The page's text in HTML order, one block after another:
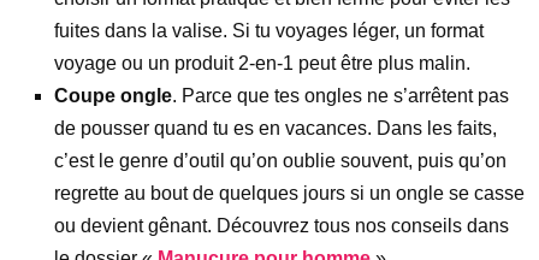
fuites dans la valise. Si tu voyages léger, un format
voyage ou un produit 2-en-1 peut être plus malin.
Coupe ongle. Parce que tes ongles ne s’arrêtent pas
de pousser quand tu es en vacances. Dans les faits,
c’est le genre d’outil qu’on oublie souvent, puis qu’on
regrette au bout de quelques jours si un ongle se casse
ou devient gênant. Découvrez tous nos conseils dans